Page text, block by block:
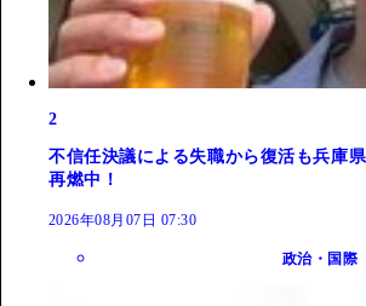
2
不信任決議による失職から復活も兵庫
再燃中！
2026年08月07日 07:30
政治・国際